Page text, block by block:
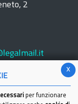
2
x
per funzionare